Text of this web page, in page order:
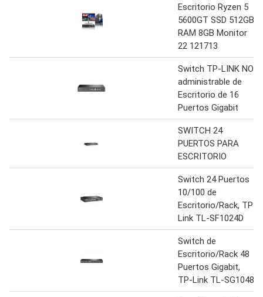
Escritorio Ryzen 5
5600GT SSD 512GB
RAM 8GB Monitor
22 121713
Switch TP-LINK NO
administrable de
Escritorio de 16
Puertos Gigabit
SWITCH 24
PUERTOS PARA
ESCRITORIO
Switch 24 Puertos
10/100 de
Escritorio/Rack, TP-
Link TL-SF1024D
Switch de
Escritorio/Rack 48
Puertos Gigabit,
TP-Link TL-SG1048